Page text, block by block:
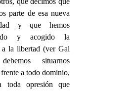
parte de esa nueva
y que hemos
y acogido la
a la libertad (ver Gal
situarnos
a todo dominio,
toda opresión que